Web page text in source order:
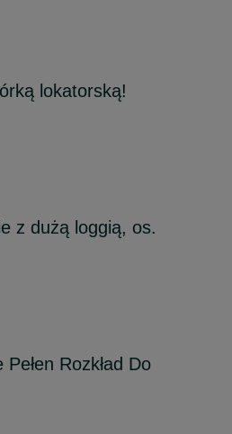
lokatorską!
z dużą loggią, os.
Rozkład Do